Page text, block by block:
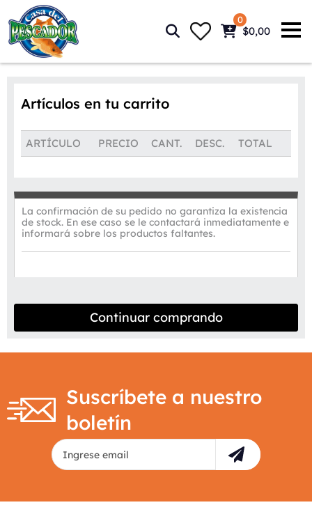
0
$0,00
Artículos en tu carrito
ARTÍCULO PRECIO CANT. DESC. TOTAL
La confirmación de su pedido no garantiza la existencia
de stock. En ese caso se le contactará inmediatamente e
informará sobre los productos faltantes.
Continuar comprando
Suscríbete a nuestro
boletín